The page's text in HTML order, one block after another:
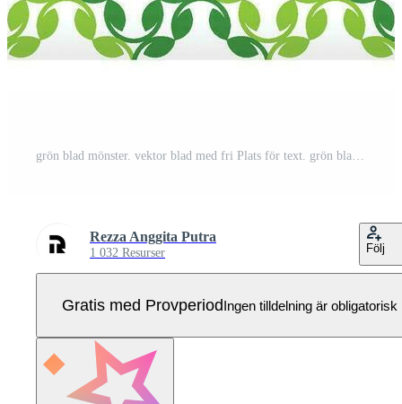
grön blad mönster. vektor blad med fri Plats för text. grön blad mönster konceptuell vektor illustration. miljö, och natur begrepp mandala design. Pro Vektor
Rezza Anggita Putra
1 032 Resurser Följ
Gratis med ProvperiodIngen tilldelning är obligatorisk